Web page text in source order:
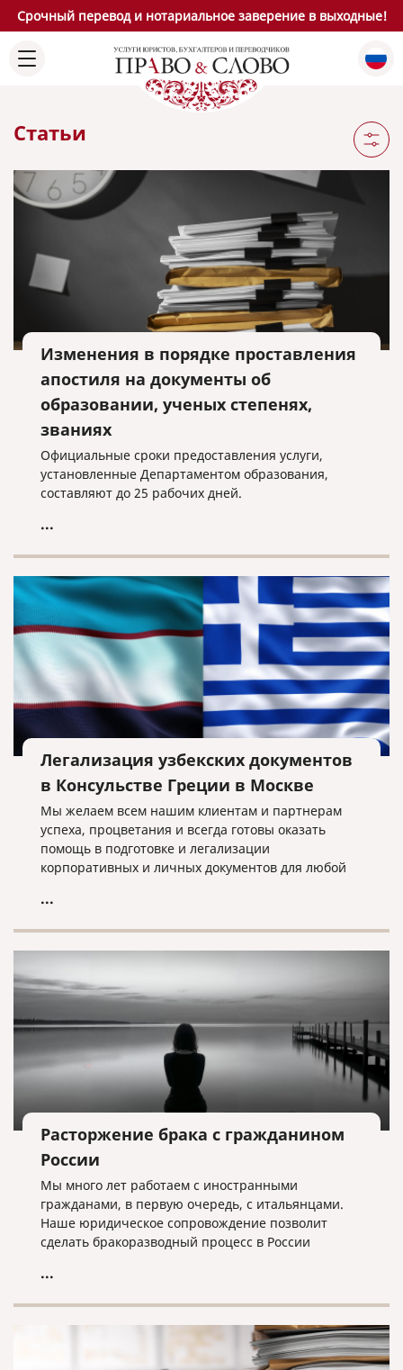
Срочный перевод и нотариальное заверение в выходные!
Статьи
Изменения в порядке проставления
апостиля на документы об
образовании, ученых степенях,
званиях
Официальные сроки предоставления услуги,
установленные Департаментом образования,
составляют до 25 рабочих дней.
...
Легализация узбекских документов
в Консульстве Греции в Москве
Мы желаем всем нашим клиентам и партнерам
успеха, процветания и всегда готовы оказать
помощь в подготовке и легализации
корпоративных и личных документов для любой
...
Расторжение брака с гражданином
России
Мы много лет работаем с иностранными
гражданами, в первую очередь, с итальянцами.
Наше юридическое сопровождение позволит
сделать бракоразводный процесс в России
...